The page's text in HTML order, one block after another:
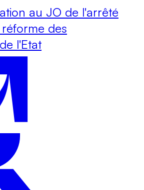
au JO de l'arrêté
des
l'Etat